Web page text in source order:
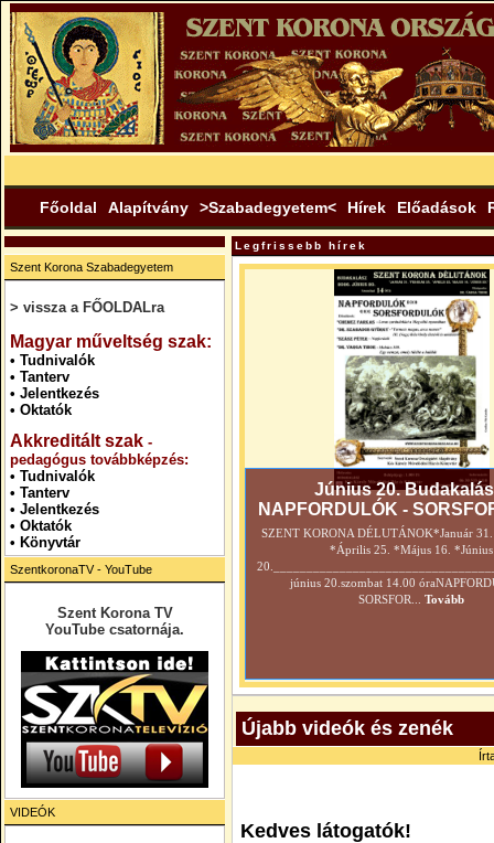
Főoldal Alapítvány >Szabadegyetem< Hírek Előadások
Szent Korona Szabadegyetem
> vissza a FŐOLDALra
Magyar műveltség szak:
• Tudnivalók
• Tanterv
• Jelentkezés
• Oktatók
Akkreditált szak -
pedagógus továbbképzés:
• Tudnivalók
• Tanterv
• Jelentkezés
• Oktatók
• Könyvtár
SzentkoronaTV - YouTube
Szent Korona TV
YouTube csatornája.
VIDEÓK
Legfrissebb hírek
Június 20.
NAPFORDULÓK -
SZENT KORONA DÉLUTÁNOK*Január
*Április 25. *Május 16. *Június
június 20.szombat 14.00
SORSFOR...
Tovább
Újabb videók és zenék
Kedves látogatók!